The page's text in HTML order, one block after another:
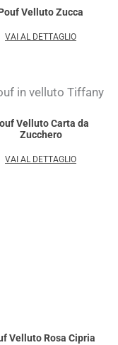
Velluto Zucca
VAI AL DETTAGLIO
Velluto Carta da
Zucchero
VAI AL DETTAGLIO
Velluto Rosa Cipria